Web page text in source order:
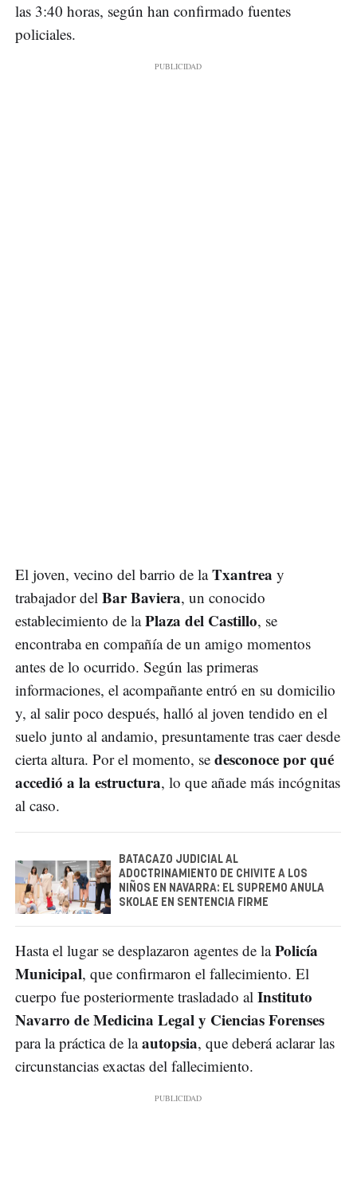
las 3:40 horas, según han confirmado fuentes
policiales.
El joven, vecino del barrio de laTxantrea y
trabajador del Bar Baviera, un conocido
establecimiento de laPlaza del Castillo, se
encontraba en compañía de un amigo momentos
antes de lo ocurrido. Según las primeras
informaciones, el acompañante entró en su domicilio
y, al salir poco después, halló al joven tendido en el
suelo junto al andamio, presuntamente tras caer desde
cierta altura. Por el momento, se desconoce por qué
accedió a la estructura, lo que añade más incógnitas
al caso.
BATACAZO JUDICIAL AL
ADOCTRINAMIENTO DE CHIVITE A LOS
NIÑOS EN NAVARRA: EL SUPREMO ANULA
SKOLAE EN SENTENCIA FIRME
Hasta el lugar se desplazaron agentes de laPolicía
Municipal, que confirmaron el fallecimiento. El
cuerpo fue posteriormente trasladado al Instituto
Navarro de Medicina Legal y Ciencias Forenses
para la práctica de laautopsia, que deberá aclarar las
circunstancias exactas del fallecimiento.